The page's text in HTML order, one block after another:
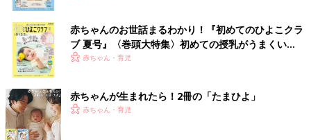
赤ちゃんのお世話まるわかり！『初めてのひよこクラ
ブ 夏号』〈巻頭大特集〉初めての授乳がうまくい
く！ おっぱい・ミルクの基本と夏のトラブル 解決テ
赤ちゃん・育児
赤ちゃんが生まれたら！2冊の「たまひよ」
赤ちゃん・育児